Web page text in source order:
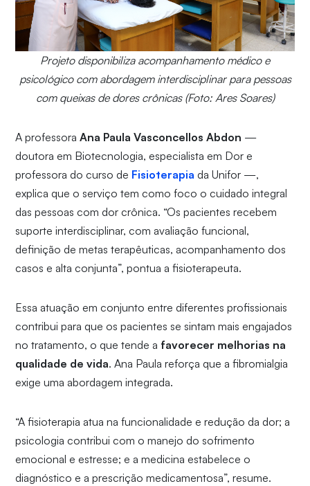
Projeto disponibiliza acompanhamento médico e
psicológico com abordagem interdisciplinar para pessoas
com queixas de dores crônicas (Foto: Ares Soares)
A professoraAna Paula Vasconcellos Abdon —
doutora em Biotecnologia, especialista em Dor e
professora do curso de Fisioterapia da Unifor —,
explica que o serviço tem como foco o cuidado integral
das pessoas com dor crônica. “Os pacientes recebem
suporte interdisciplinar, com avaliação funcional,
definição de metas terapêuticas, acompanhamento dos
casos e alta conjunta”, pontua a fisioterapeuta.
Essa atuação em conjunto entre diferentes profissionais
contribui para que os pacientes se sintam mais engajados
no tratamento, o que tende a favorecer melhorias na
qualidade de vida. Ana Paula reforça que a fibromialgia
exige uma abordagem integrada.
“A fisioterapia atua na funcionalidade e redução da dor; a
psicologia contribui com o manejo do sofrimento
emocional e estresse; e a medicina estabelece o
diagnóstico e a prescrição medicamentosa”, resume.